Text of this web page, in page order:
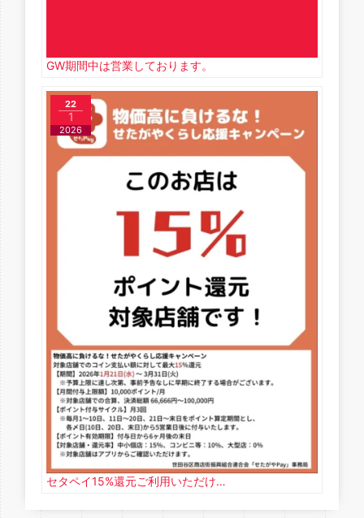
GW期間中は営業しております。
セタペイ15%還元ご利用いただけ…
22
1
2026